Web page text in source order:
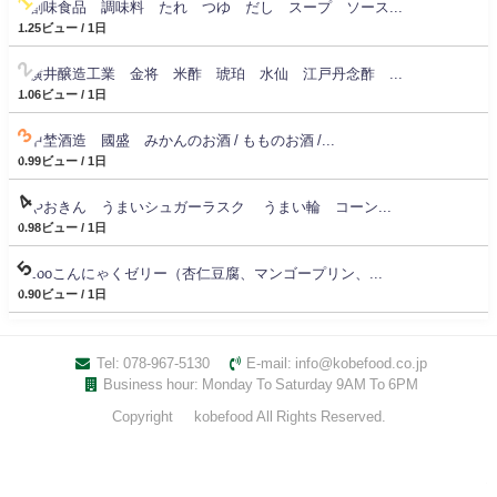
創味食品 調味料 たれ つゆ だし スープ ソース...
1.25ビュー / 1日
横井醸造工業 金将 米酢 琥珀 水仙 江戸丹念酢 ...
1.06ビュー / 1日
中埜酒造 國盛 みかんのお酒 / もものお酒 /...
0.99ビュー / 1日
やおきん うまいシュガーラスク うまい輪 コーン...
0.98ビュー / 1日
zooこんにゃくゼリー（杏仁豆腐、マンゴープリン、...
0.90ビュー / 1日
Tel: 078-967-5130
E-mail: info@kobefood.co.jp
Business hour: Monday To Saturday 9AM To 6PM
Copyright © kobefood All Rights Reserved.